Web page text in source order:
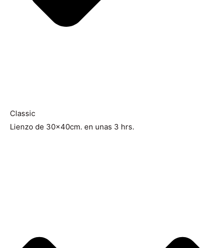
Classic
Lienzo de 30x40cm. en unas 3 hrs.